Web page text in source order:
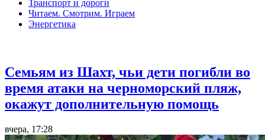
Транспорт и дороги
Читаем. Смотрим. Играем
Энергетика
Семьям из Шахт, чьи дети погибли во
время атаки на черноморский пляж,
окажут дополнительную помощь
вчера, 17:28